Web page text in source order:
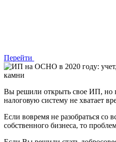
Перейти
Вы решили открыть свое ИП, но
налоговую систему не хватает
Если вовремя не разобраться со
собственного бизнеса, то